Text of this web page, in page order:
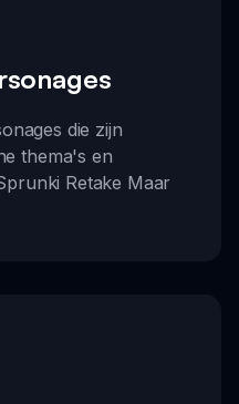
die zijn
thema's en
Retake Maar